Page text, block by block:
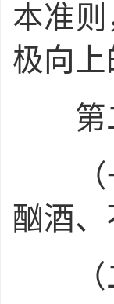
本准
极向上
第
（一
酗酒、
（二